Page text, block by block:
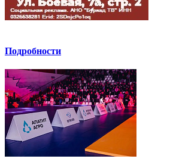
Подробности